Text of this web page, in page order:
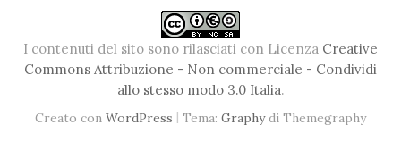
I contenuti del sito sono rilasciati con Licenza Creative
Commons Attribuzione - Non commerciale - Condividi
allo stesso modo 3.0 Italia.
Creato con WordPress | Tema: Graphydi Themegraphy